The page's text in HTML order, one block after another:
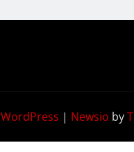
WordPress | Newsio by